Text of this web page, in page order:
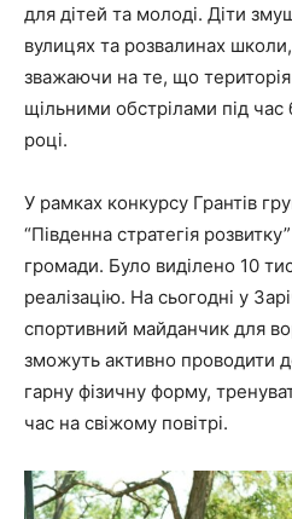
для дітей та молоді. Діти
вулицях та розвалинах
зважаючи на те, що
щільними обстрілами під час
році.
У рамках конкурсу Грантів
“Південна стратегія
громади. Було виділено 10
реалізацію. На сьогодні у
спортивний майданчик для
зможуть активно проводити
гарну фізичну форму,
час на свіжому повітрі.